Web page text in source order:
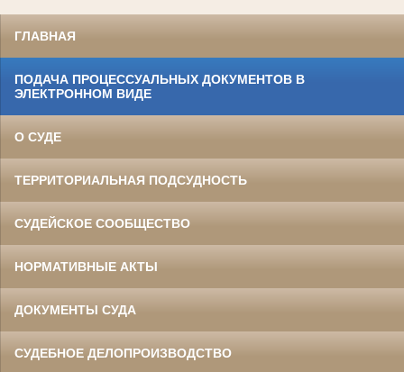
ГЛАВНАЯ
ПОДАЧА ПРОЦЕССУАЛЬНЫХ ДОКУМЕНТОВ В
ЭЛЕКТРОННОМ ВИДЕ
О СУДЕ
ТЕРРИТОРИАЛЬНАЯ ПОДСУДНОСТЬ
СУДЕЙСКОЕ СООБЩЕСТВО
НОРМАТИВНЫЕ АКТЫ
ДОКУМЕНТЫ СУДА
СУДЕБНОЕ ДЕЛОПРОИЗВОДСТВО